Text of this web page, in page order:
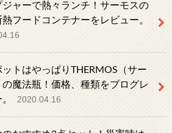
ジャーで熱々ランチ！サーモスの
フードコンテナーをレビュー。
トはやっぱりTHERMOS（サー
の魔法瓶！価格、種類をブログレ
2020.04.16